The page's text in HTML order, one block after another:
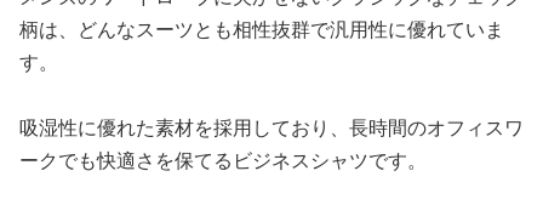
柄は、どんなスーツとも相性抜群で汎用性に優れていま
す。
吸湿性に優れた素材を採用しており、長時間のオフィスワ
ークでも快適さを保てるビジネスシャツです。